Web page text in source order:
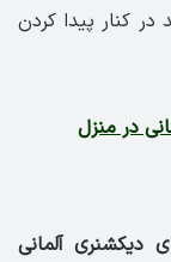
در کنار پیدا کردن
در منزل
دیکشنری آلمانی